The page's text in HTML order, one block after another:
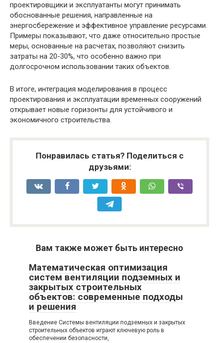
проектировщики и эксплуатанты могут принимать
обоснованные решения, направленные на
энергосбережение и эффективное управление ресурсами.
Примеры показывают, что даже относительно простые
меры, основанные на расчетах, позволяют снизить
затраты на 20-30%, что особенно важно при
долгосрочном использовании таких объектов.
В итоге, интеграция моделирования в процесс
проектирования и эксплуатации временных сооружений
открывает новые горизонты для устойчивого и
экономичного строительства.
Понравилась статья? Поделиться с
друзьями:
Вам также может быть интересно
Математическая оптимизация
систем вентиляции подземных и
закрытых строительных
объектов: современные подходы
и решения
Введение Системы вентиляции подземных и закрытых
строительных объектов играют ключевую роль в
обеспечении безопасности,